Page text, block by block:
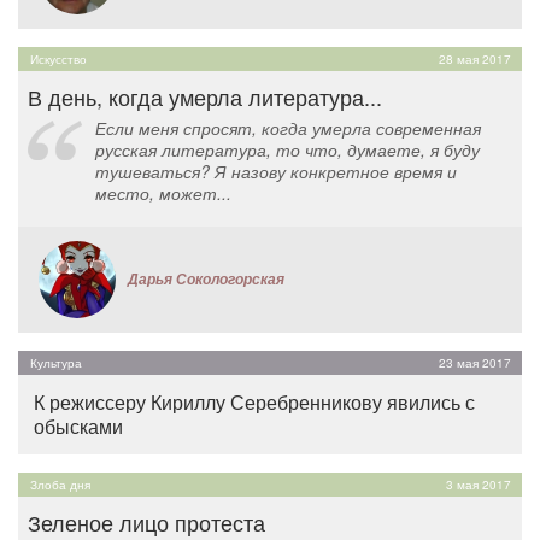
Искусство 28 мая 2017
В день, когда умерла литература...
Если меня спросят, когда умерла современная
русская литература, то что, думаете, я буду
тушеваться? Я назову конкретное время и
место, может...
Дарья Сокологорская
Культура 23 мая 2017
К режиссеру Кириллу Серебренникову явились с
обысками
Злоба дня 3 мая 2017
Зеленое лицо протеста